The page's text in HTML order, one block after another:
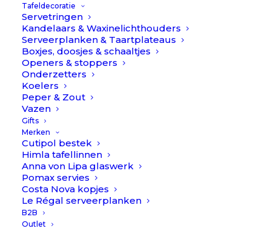
Tafeldecoratie
Servetringen
Kandelaars & Waxinelichthouders
Serveerplanken & Taartplateaus
Boxjes, doosjes & schaaltjes
Openers & stoppers
Onderzetters
Koelers
Peper & Zout
Vazen
Gifts
Merken
Cutipol bestek
Himla tafellinnen
Anna von Lipa glaswerk
Pomax servies
Costa Nova kopjes
Le Régal serveerplanken
B2B
Outlet
Toevoegen aan verlanglijst
BESCHRIJVING
Nougat // Pomax
Nougat // Pomax is een servies collectie van Belgische
bodem. Dit te gekke nieuwe lifestyle merk heeft zoveel
gave spullen, we zijn er verliefd op!